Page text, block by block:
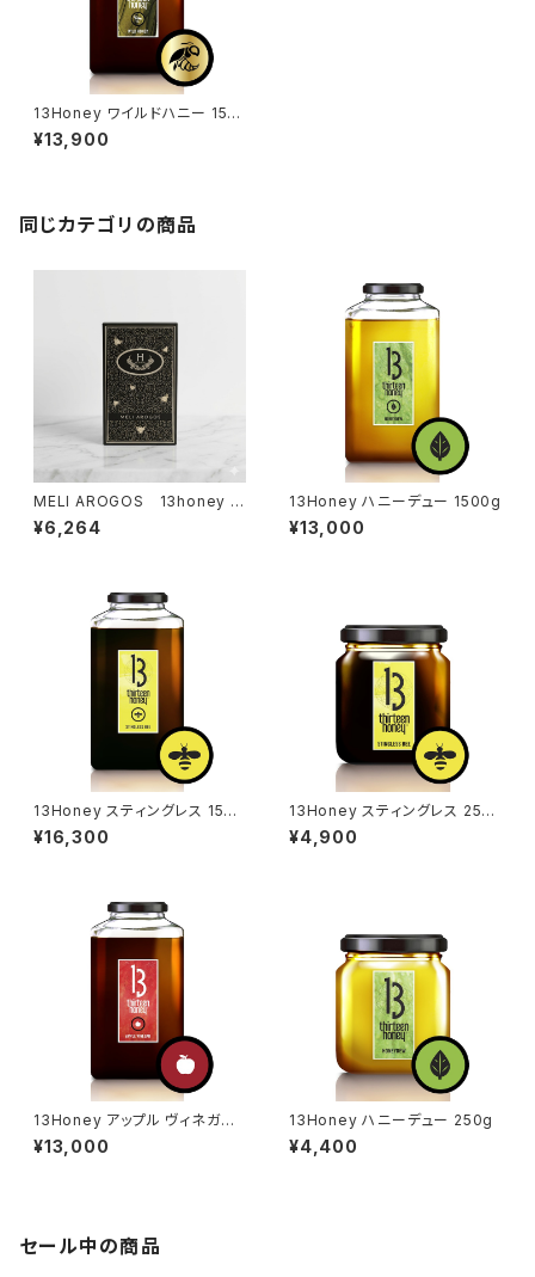
13Honey ワイルドハニー 150
0g
¥13,900
同じカテゴリの商品
MELI AROGOS 13honey マ
ルチフローラル 20g x 30包
¥6,264
13Honey ハニーデュー 1500g
¥13,000
13Honey スティングレス 1500
g
¥16,300
13Honey スティングレス 250
g
¥4,900
13Honey アップル ヴィネガー
1500g
¥13,000
13Honey ハニーデュー 250g
¥4,400
セール中の商品